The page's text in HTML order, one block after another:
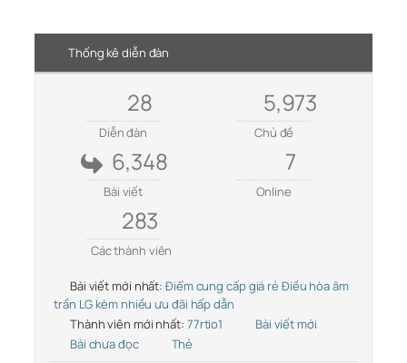
Thống kê diễn đàn
28
Diễn đàn
5,973
Chủ đề
6,348
Bài viết
7
Online
283
Các thành viên
Bài viết mới nhất: Điểm cung cấp giá rẻ Điều hòa âm
trần LG kèm nhiều ưu đãi hấp dẫn
Thành viên mới nhất: 77rtio1
Bài viết mới
Bài chưa đọc
Thẻ